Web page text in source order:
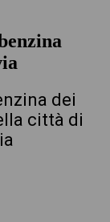
dei
città di